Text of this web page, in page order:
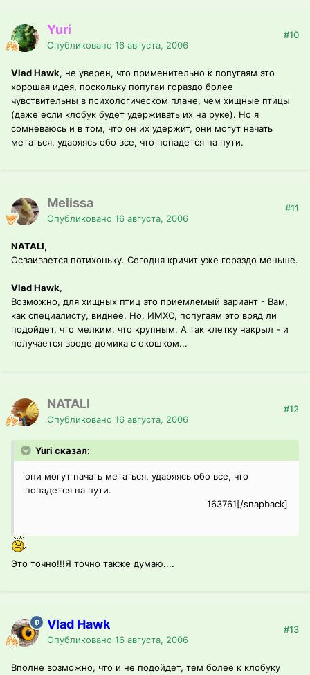
Yuri
Опубликовано 16 августа, 2006
#10
Vlad Hawk, не уверен, что применительно к попугаям это
хорошая идея, поскольку попугаи гораздо более
чувствительны в психологическом плане, чем хищные птицы
(даже если клобук будет удерживать их на руке). Но я
сомневаюсь и в том, что он их удержит, они могут начать
метаться, ударяясь обо все, что попадется на пути.
Melissa
Опубликовано 16 августа, 2006
#11
NATALI,
Осваивается потихоньку. Сегодня кричит уже гораздо меньше.
Vlad Hawk,
Возможно, для хищных птиц это приемлемый вариант - Вам,
как специалисту, виднее. Но, ИМХО, попугаям это вряд ли
подойдет, что мелким, что крупным. А так клетку накрыл - и
получается вроде домика с окошком...
NATALI
Опубликовано 16 августа, 2006
#12
Yuri сказал:
они могут начать метаться, ударяясь обо все, что
попадется на пути.
163761[/snapback]
Это точно!!!Я точно также думаю....
Vlad Hawk
Опубликовано 16 августа, 2006
#13
Вполне возможно, что и не подойдет, тем более к клобуку